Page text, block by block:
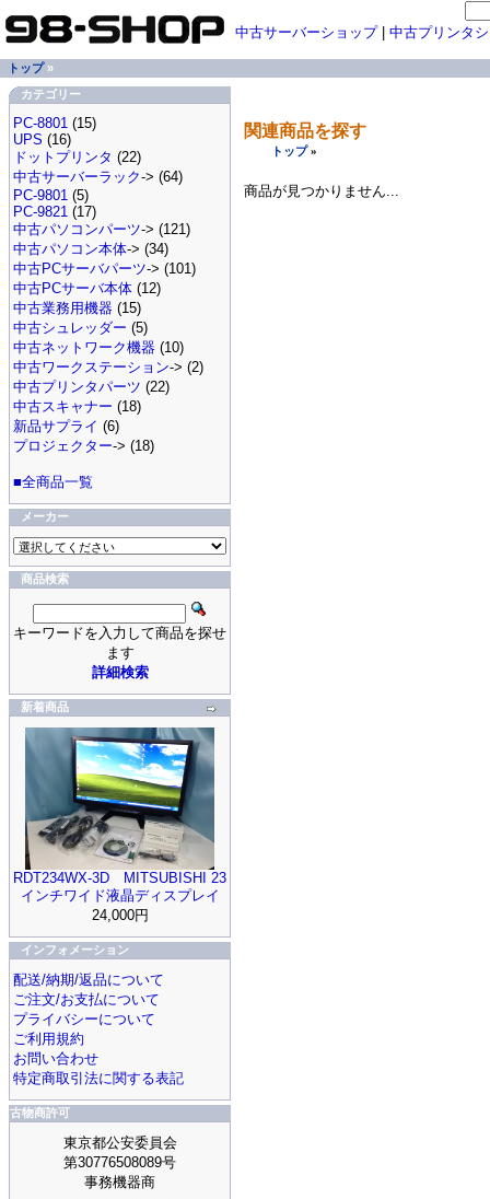
関連商品を探す
トップ»
商品が見つかりません...
中古サーバーショップ| 中古プリンタ
トップ»
カテゴリー
PC-8801 (15)
UPS (16)
ドットプリンタ (22)
中古サーバーラック-> (64)
PC-9801 (5)
PC-9821 (17)
中古パソコンパーツ-> (121)
中古パソコン本体-> (34)
中古PCサーバパーツ-> (101)
中古PCサーバ本体 (12)
中古業務用機器 (15)
中古シュレッダー (5)
中古ネットワーク機器 (10)
中古ワークステーション-> (2)
中古プリンタパーツ (22)
中古スキャナー (18)
新品サプライ (6)
プロジェクター-> (18)
■全商品一覧
メーカー
商品検索
キーワードを入力して商品を探せ
ます
詳細検索
新着商品
RDT234WX-3D MITSUBISHI 23
インチワイド液晶ディスプレイ
24,000円
インフォメーション
配送/納期/返品について
ご注文/お支払について
プライバシーについて
ご利用規約
お問い合わせ
特定商取引法に関する表記
古物商許可
東京都公安委員会
第30776508089号
事務機器商